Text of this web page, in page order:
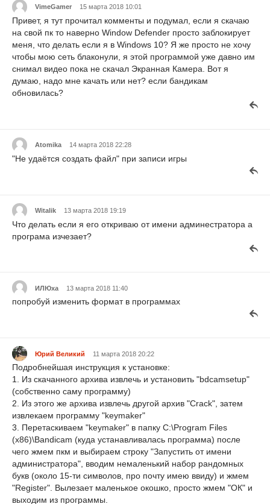
VimeGamer 15 марта 2018 10:01
Привет, я тут прочитал комменты и подумал, если я скачаю
на свой пк то наверно Window Defender просто заблокирует
меня, что делать если я в Windows 10? Я же просто не хочу
чтобы мою сеть блаконули, я этой программой уже давно им
снимал видео пока не скачал Экранная Камера. Вот я
думаю, надо мне качать или нет? если бандикам
обновилась?
Atomika 14 марта 2018 22:28
"Не удаётся создать файл" при записи игры
Witalik 13 марта 2018 19:19
Что делать если я его откриваю от имени админестратора а
програма изчезает?
ИЛЮха 13 марта 2018 11:40
попробуй изменить формат в программах
Юрий Великий 11 марта 2018 20:22
Подробнейшая инструкция к установке:
1. Из скачанного архива извлечь и установить "bdcamsetup"
(собственно саму программу)
2. Из этого же архива извлечь другой архив "Crack", затем
извлекаем программу "keymaker"
3. Перетаскиваем "keymaker" в папку C:\Program Files
(x86)\Bandicam (куда устанавливалась программа) после
чего жмем пкм и выбираем строку "Запустить от имени
администратора", вводим немаленький набор рандомных
букв (около 15-ти символов, про почту имею ввиду) и жмем
"Register". Вылезает маленькое окошко, просто жмем "ОК" и
выходим из программы.